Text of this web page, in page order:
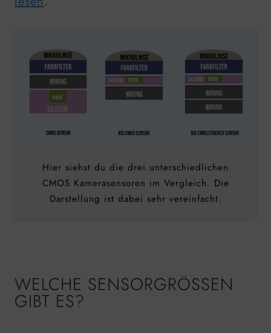
Hier siehst du die drei unterschiedlichen
CMOS Kamerasensoren im Vergleich. Die
Darstellung ist dabei sehr vereinfacht.
WELCHE SENSORGRÖSSEN G
IBT ES?